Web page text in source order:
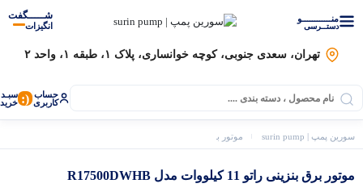
منــــــــــــو
دستــرسی
شـــــگفت
انگیزات
تهران، سعدی جنوبی، کوچه خوانساری، پلاک ۱، طبقه ۱، واحد ۲
حساب
کاربری (: سبـد
خرید
سورین پمپ | surin pump موتور برق
موتور برق بنزینی راتو 11 کیلووات مدل R17500DWHB